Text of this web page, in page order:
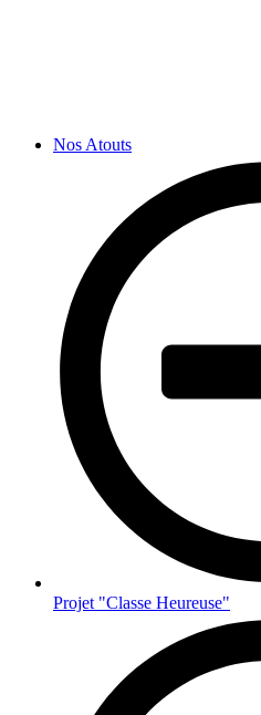
Nos Atouts
Projet "Classe Heureuse"